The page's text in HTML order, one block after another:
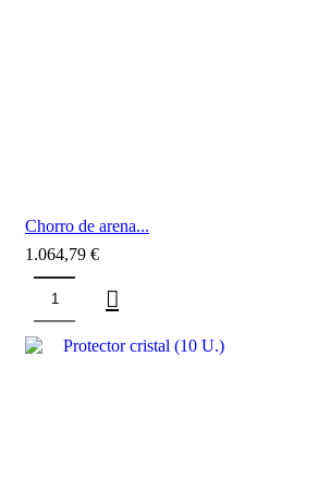
Chorro de arena...
1.064,79 €